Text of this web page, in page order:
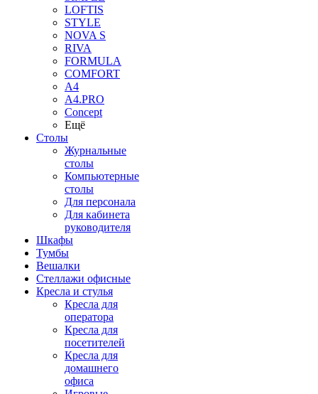
LOFTIS
STYLE
NOVA S
RIVA
FORMULA
COMFORT
A4
A4.PRO
Concept
Ещё
Столы
Журнальные
столы
Компьютерные
столы
Для персонала
Для кабинета
руководителя
Шкафы
Тумбы
Вешалки
Стеллажи офисные
Кресла и стулья
Кресла для
оператора
Кресла для
посетителей
Кресла для
домашнего
офиса